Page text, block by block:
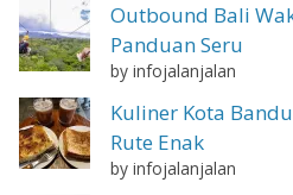
Outbound Bali
Panduan Seru
by infojalanjalan
Kuliner Kota
Rute Enak
by infojalanjalan